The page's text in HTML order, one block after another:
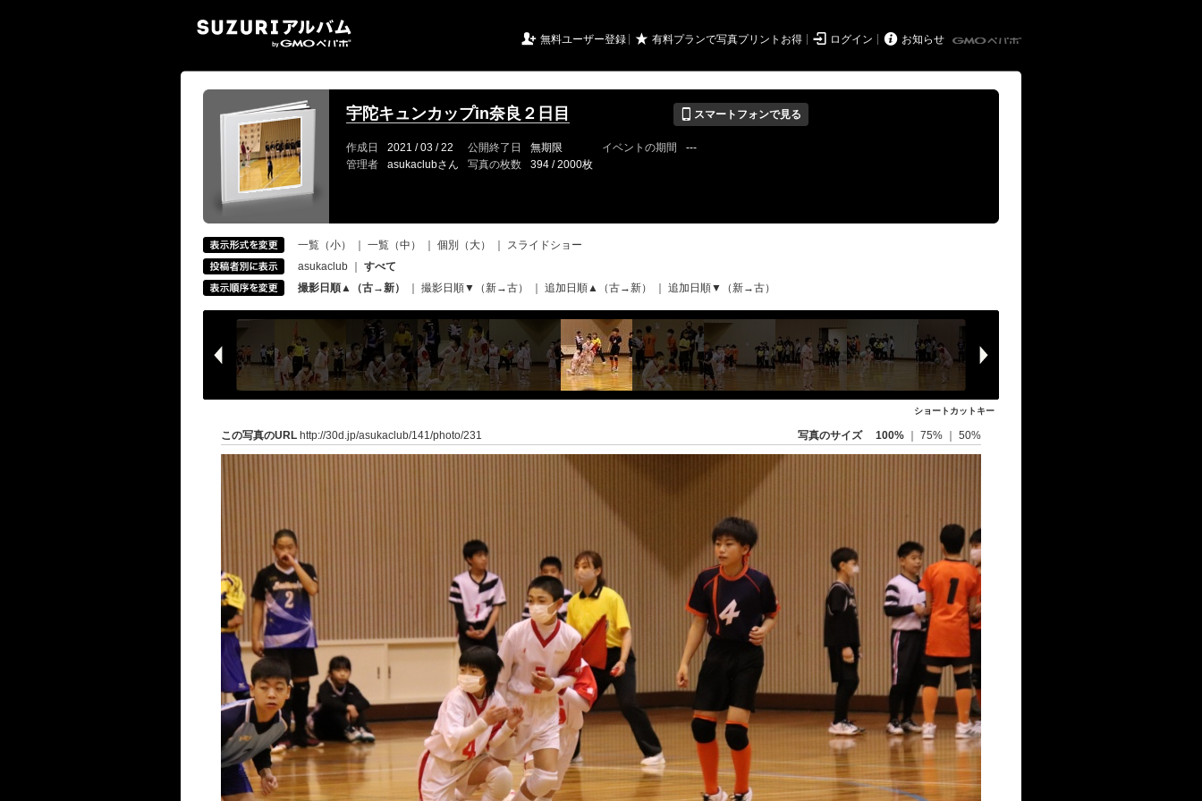
 無料ユーザー登録 ★ 有料プランで写真プリントお得  ログイン  お知らせ
宇陀キュンカップin奈良２日目 📱 スマートフォンで見る
作成日 2021 / 03 / 22 公開終了日 無期限 イベントの期間
---
管理者
asukaclubさん 写真の枚数 394 / 2000枚
一覧（小） 一覧（中） 個別（大）
スライドショー
asukaclub
すべて
撮影日順▲（古→新）
撮影日順▼（新→古） 追加日順▲（古→新） 追加日順▼（新→古）
ショートカットキー
この写真のURL http://30d.jp/asukaclub/141/photo/231 写真のサイズ 100% 75% 50%